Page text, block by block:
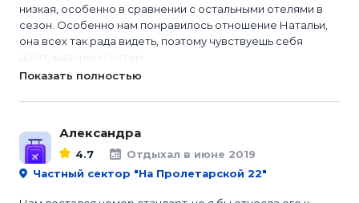
низкая, особенно в сравнении с остальными отелями в
сезон. Особенно нам понравилось отношение Натальи,
она всех так рада видеть, поэтому чувствуешь себя
Показать полностью
Александра
4.7
Отдыхал в июне 2019
Частный сектор "На Пролетарской 22"